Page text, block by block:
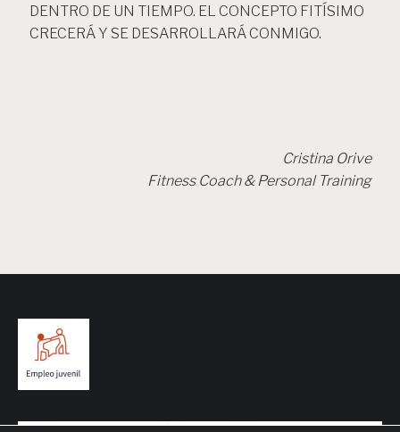
DENTRO DE UN TIEMPO. EL CONCEPTO FITÍSIMO
CRECERÁ Y SE DESARROLLARÁ CONMIGO.
Cristina Orive
Fitness Coach & Personal Training